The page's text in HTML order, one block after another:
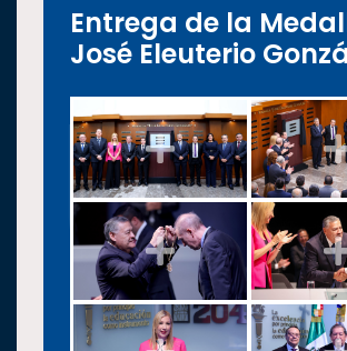
Entrega de la
José Eleuterio